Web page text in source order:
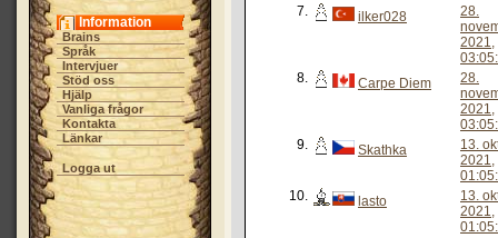
Information
Brains
Språk
Intervjuer
Stöd oss
Hjälp
Vanliga frågor
Kontakta
Länkar
Logga ut
7.
ilker028
28.
2021,
8.
Carpe Diem
28.
2021,
9.
Skathka
13.
2021,
10.
lasto
13.
2021,